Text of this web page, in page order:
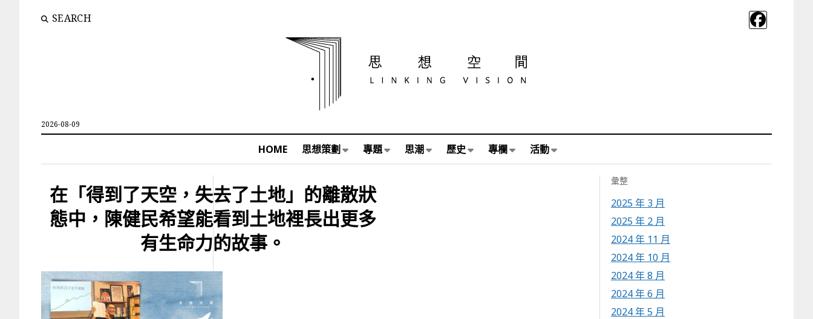
SEARCH
2026-08-09
HOME 思想策劃 專題 思潮 歷史 專欄 活動
在「得到了天空，失去了土地」的離散狀
態中，陳健民希望能看到土地裡長出更多
有生命力的故事。
彙整
2025 年 3 月
2025 年 2 月
2024 年 11 月
2024 年 10 月
2024 年 8 月
2024 年 6 月
2024 年 5 月